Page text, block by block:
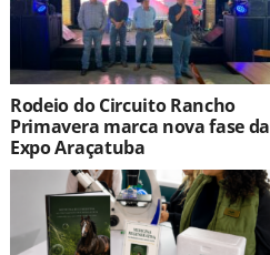
Rodeio do Circuito Rancho
Primavera marca nova fase da
Expo Araçatuba